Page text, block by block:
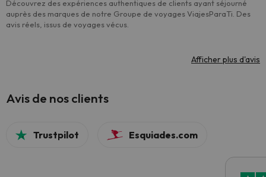
Découvrez des expériences authentiques de clients ayant séjourné
auprès des marques de notre Groupe de voyages ViajesParaTi. Des
avis réels, issus de voyages vécus.
Afficher plus d'avis
Avis de nos clients
Trustpilot Esquiades.com